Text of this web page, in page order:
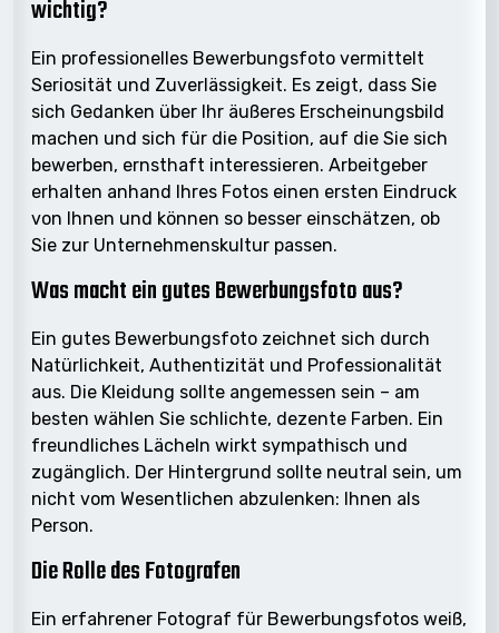
wichtig?
Ein professionelles Bewerbungsfoto vermittelt
Seriosität und Zuverlässigkeit. Es zeigt, dass Sie
sich Gedanken über Ihr äußeres Erscheinungsbild
machen und sich für die Position, auf die Sie sich
bewerben, ernsthaft interessieren. Arbeitgeber
erhalten anhand Ihres Fotos einen ersten Eindruck
von Ihnen und können so besser einschätzen, ob
Sie zur Unternehmenskultur passen.
Was macht ein gutes Bewerbungsfoto aus?
Ein gutes Bewerbungsfoto zeichnet sich durch
Natürlichkeit, Authentizität und Professionalität
aus. Die Kleidung sollte angemessen sein – am
besten wählen Sie schlichte, dezente Farben. Ein
freundliches Lächeln wirkt sympathisch und
zugänglich. Der Hintergrund sollte neutral sein, um
nicht vom Wesentlichen abzulenken: Ihnen als
Person.
Die Rolle des Fotografen
Ein erfahrener Fotograf für Bewerbungsfotos weiß,